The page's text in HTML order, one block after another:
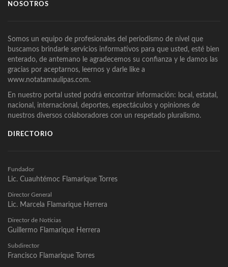
NOSOTROS
Somos un equipo de profesionales del periodismo de nivel que
buscamos brindarle servicios informativos para que usted, esté bien
enterado, de antemano le agradecemos su confianza y le damos las
gracias por aceptarnos, leernos y darle like a
www.notatamaulipas.com.
En nuestro portal usted podrá encontrar información: local, estatal,
nacional, internacional, deportes, espectáculos y opiniones de
nuestros diversos colaboradores con un respetado pluralismo.
DIRECTORIO
Fundador
Lic. Cuauhtémoc Flamarique Torres
Director General
Lic. Marcela Flamarique Herrera
Director de Noticias
Guillermo Flamarique Herrera
Subdirector
Francisco Flamarique Torres